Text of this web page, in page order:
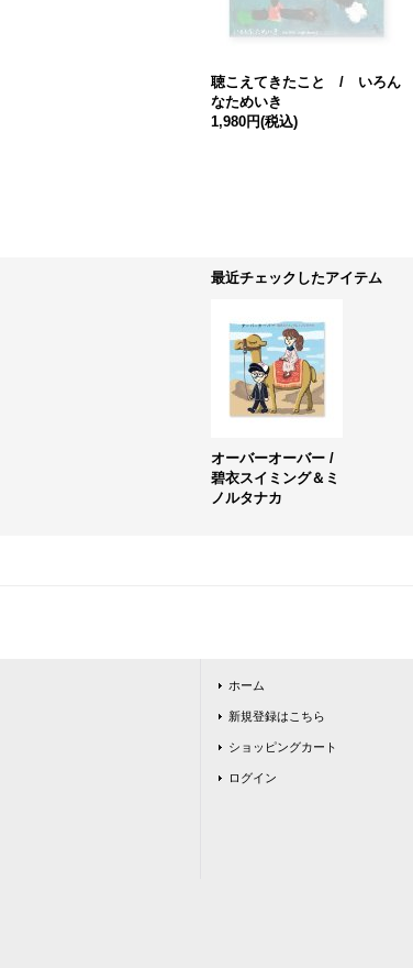
聴こえてきたこと / いろん
なためいき
1,980円(税込)
最近チェックしたアイテム
オーバーオーバー /
碧衣スイミング＆ミ
ノルタナカ
ホーム
新規登録はこちら
ショッピングカート
ログイン